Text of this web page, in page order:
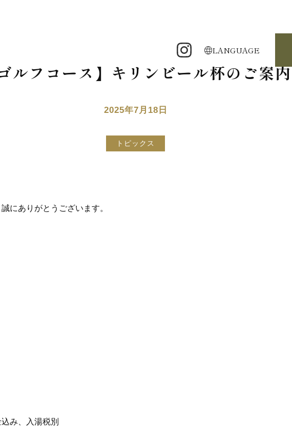
LANGUAGE
ゴルフコース】キリンビール杯のご案内
2025年7月18日
トピックス
にありがとうございます。
み、入湯税別